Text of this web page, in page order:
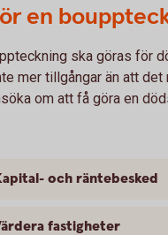
en
ska göras för
mer tillgångar än att
om att få göra en
och räntebesked
fastigheter